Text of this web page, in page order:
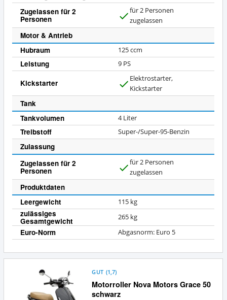
Zugelassen für 2
Personen
a
für 2 Personen
zugelassen
Motor & Antrieb
Hubraum
125 ccm
Leistung 9 PS
Kickstarter
a
Elektrostarter,
Kickstarter
Tank
Tankvolumen
4 Liter
Treibstoff Super-/Super-95-Benzin
Zulassung
Zugelassen für 2
Personen
a
für 2 Personen
zugelassen
Produktdaten
Leergewicht
115 kg
zulässiges
Gesamtgewicht 265 kg
Euro-Norm Abgasnorm: Euro 5
Motorroller Nova Motors Grace 50
schwarz
GUT (1,7)